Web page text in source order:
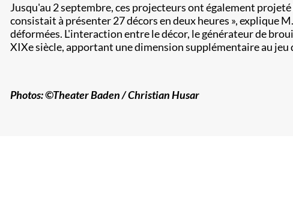
Jusqu'au 2 septembre, ces projecteurs ont également
consistait à présenter 27 décors en deux heures », explique
déformées. L'interaction entre le décor, le générateur de
XIXesiècle, apportant une dimension supplémentaire au jeu
Photos:©Theater Baden /Christian​ Husar